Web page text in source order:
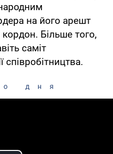
на його арешт
Більше того,
саміт
співробітництва.
дня